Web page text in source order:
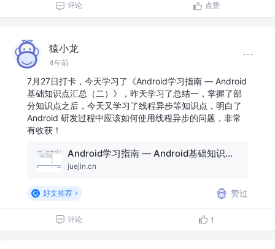
评论 点赞
猿小龙
4年前
7月27日打卡，今天学习了《Android学习指南 — Android
基础知识点汇总（二）》，昨天学习了总结一，掌握了部
分知识点之后，今天又学习了线程异步等知识点，明白了
Android 研发过程中应该如何使用线程异步的问题，非常
有收获！
Android学习指南 — Android基础知识点汇总（二）
juejin.cn
好文推荐 赞过
评论 1